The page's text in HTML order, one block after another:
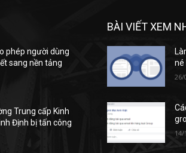
phép người dùng
sang nền tảng
Trung cấp Kinh
Định bị tấn công
BÀI VIẾT XEM
né
26/
14/